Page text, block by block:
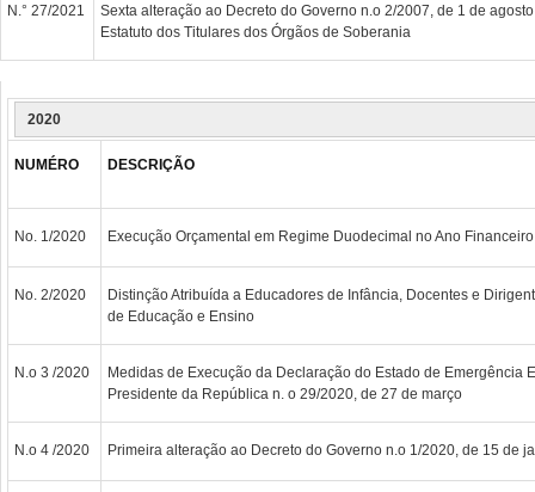
N.° 27/2021
Sexta alteração ao Decreto do Governo n.o 2/2007, de 1 de
Estatuto dos Titulares dos Órgãos de Soberania
2020
NUMÉRO DESCRIÇÃO
No. 1/2020 Execução Orçamental em Regime Duodecimal no Ano
No. 2/2020
Distinção Atribuída a Educadores de Infância, Docentes e
de Educação e Ensino
N.o 3 /2020
Medidas de Execução da Declaração do Estado de Emergência
Presidente da República n. o 29/2020, de 27 de março
N.o 4 /2020 Primeira alteração ao Decreto do Governo n.o 1/2020, de 15 de